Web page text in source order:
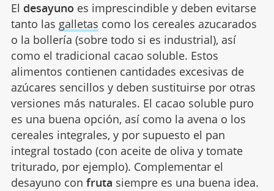
El desayuno es imprescindible y deben evitarse
tanto las galletas como los cereales azucarados
o la bollería (sobre todo si es industrial), así
como el tradicional cacao soluble. Estos
alimentos contienen cantidades excesivas de
azúcares sencillos y deben sustituirse por otras
versiones más naturales. El cacao soluble puro
es una buena opción, así como la avena o los
cereales integrales, y por supuesto el pan
integral tostado (con aceite de oliva y tomate
triturado, por ejemplo). Complementar el
desayuno con fruta siempre es una buena idea.